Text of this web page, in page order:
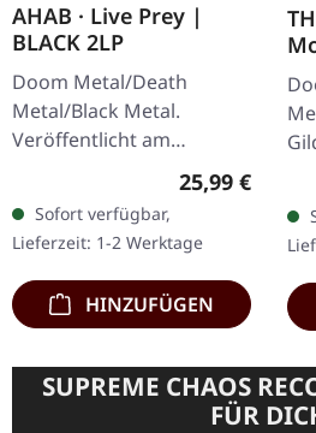
AHAB · Live Prey |
BLACK 2LP
Doom Metal/Death
Metal/Black Metal.
Veröffentlicht am
26.06.2020, auf Napalm
Records. Schwarzes Vinyl
im Gatefold-Cover mit
Etching auf der D-Seite.…
Regulärer
25,99 €
Sofort verfügbar,
Lieferzeit: 1-2 Werktage
HINZUFÜGEN
T-
SUPREME CHAOS
FÜR